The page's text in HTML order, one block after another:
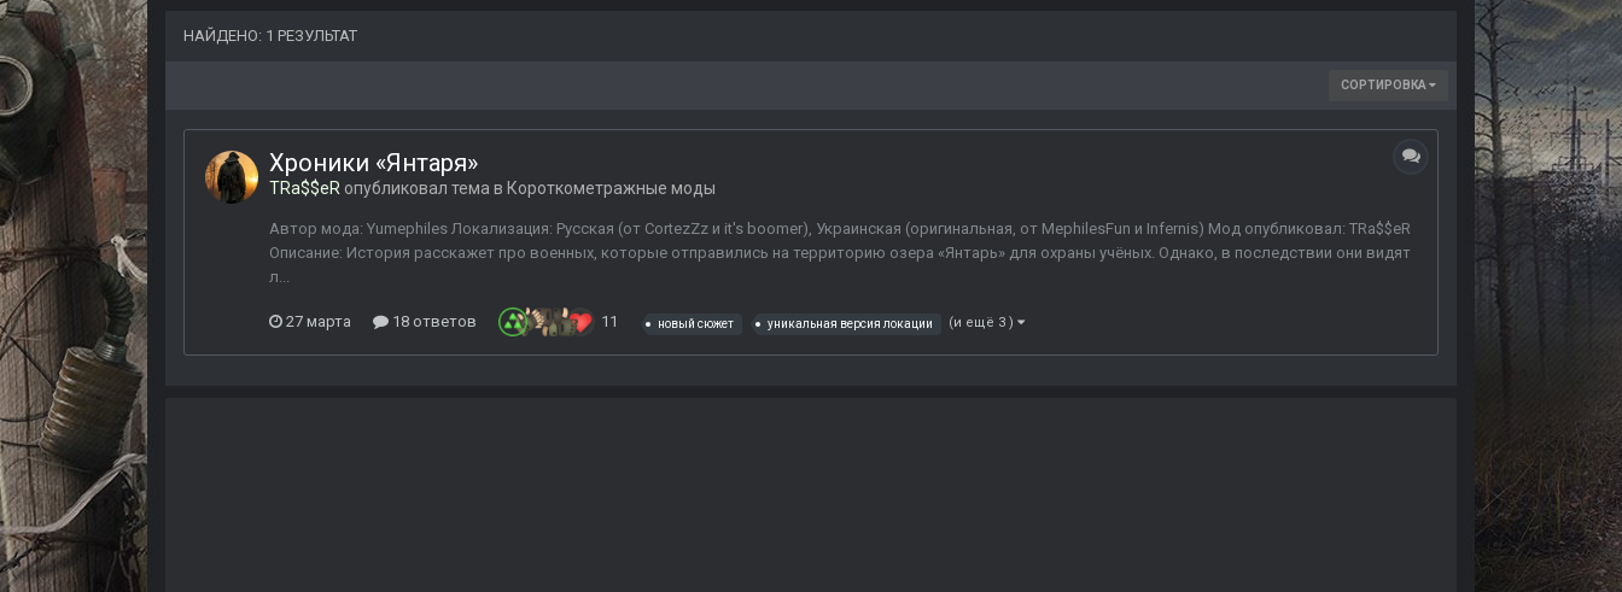
НАЙДЕНО: 1 РЕЗУЛЬТАТ
СОРТИРОВКА
Хроники «Янтаря»
TRa$$eR опубликовал тема в Короткометражные моды
Автор мода: Yumephiles Локализация: Русская (от CortezZz и it's boomer), Украинская (оригинальная, от MephilesFun и Infernis) Мод опубликовал: TRa$$eR
Описание: История расскажет про военных, которые отправились на территорию озера «Янтарь» для охраны учёных. Однако, в последствии они видят
л...
27 марта 18 ответов 11 новый сюжет уникальная версия локации (и ещё 3 )